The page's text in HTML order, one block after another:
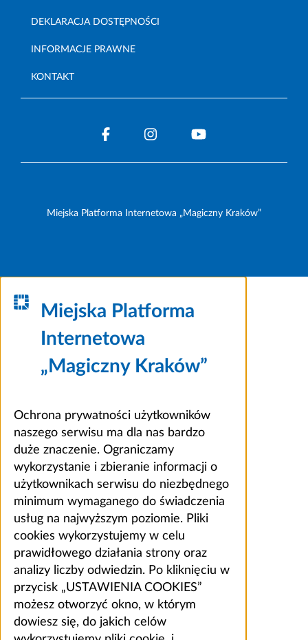
DEKLARACJA DOSTĘPNOŚCI
INFORMACJE PRAWNE
KONTAKT
Miejska Platforma Internetowa „Magiczny Kraków”
Miejska Platforma
Internetowa
„Magiczny Kraków”
Ochrona prywatności użytkowników
naszego serwisu ma dla nas bardzo
duże znaczenie. Ograniczamy
wykorzystanie i zbieranie informacji o
użytkownikach serwisu do niezbędnego
minimum wymaganego do świadczenia
usług na najwyższym poziomie. Pliki
cookies wykorzystujemy w celu
prawidłowego działania strony oraz
analizy liczby odwiedzin. Po kliknięciu w
przycisk „USTAWIENIA COOKIES”
możesz otworzyć okno, w którym
dowiesz się, do jakich celów